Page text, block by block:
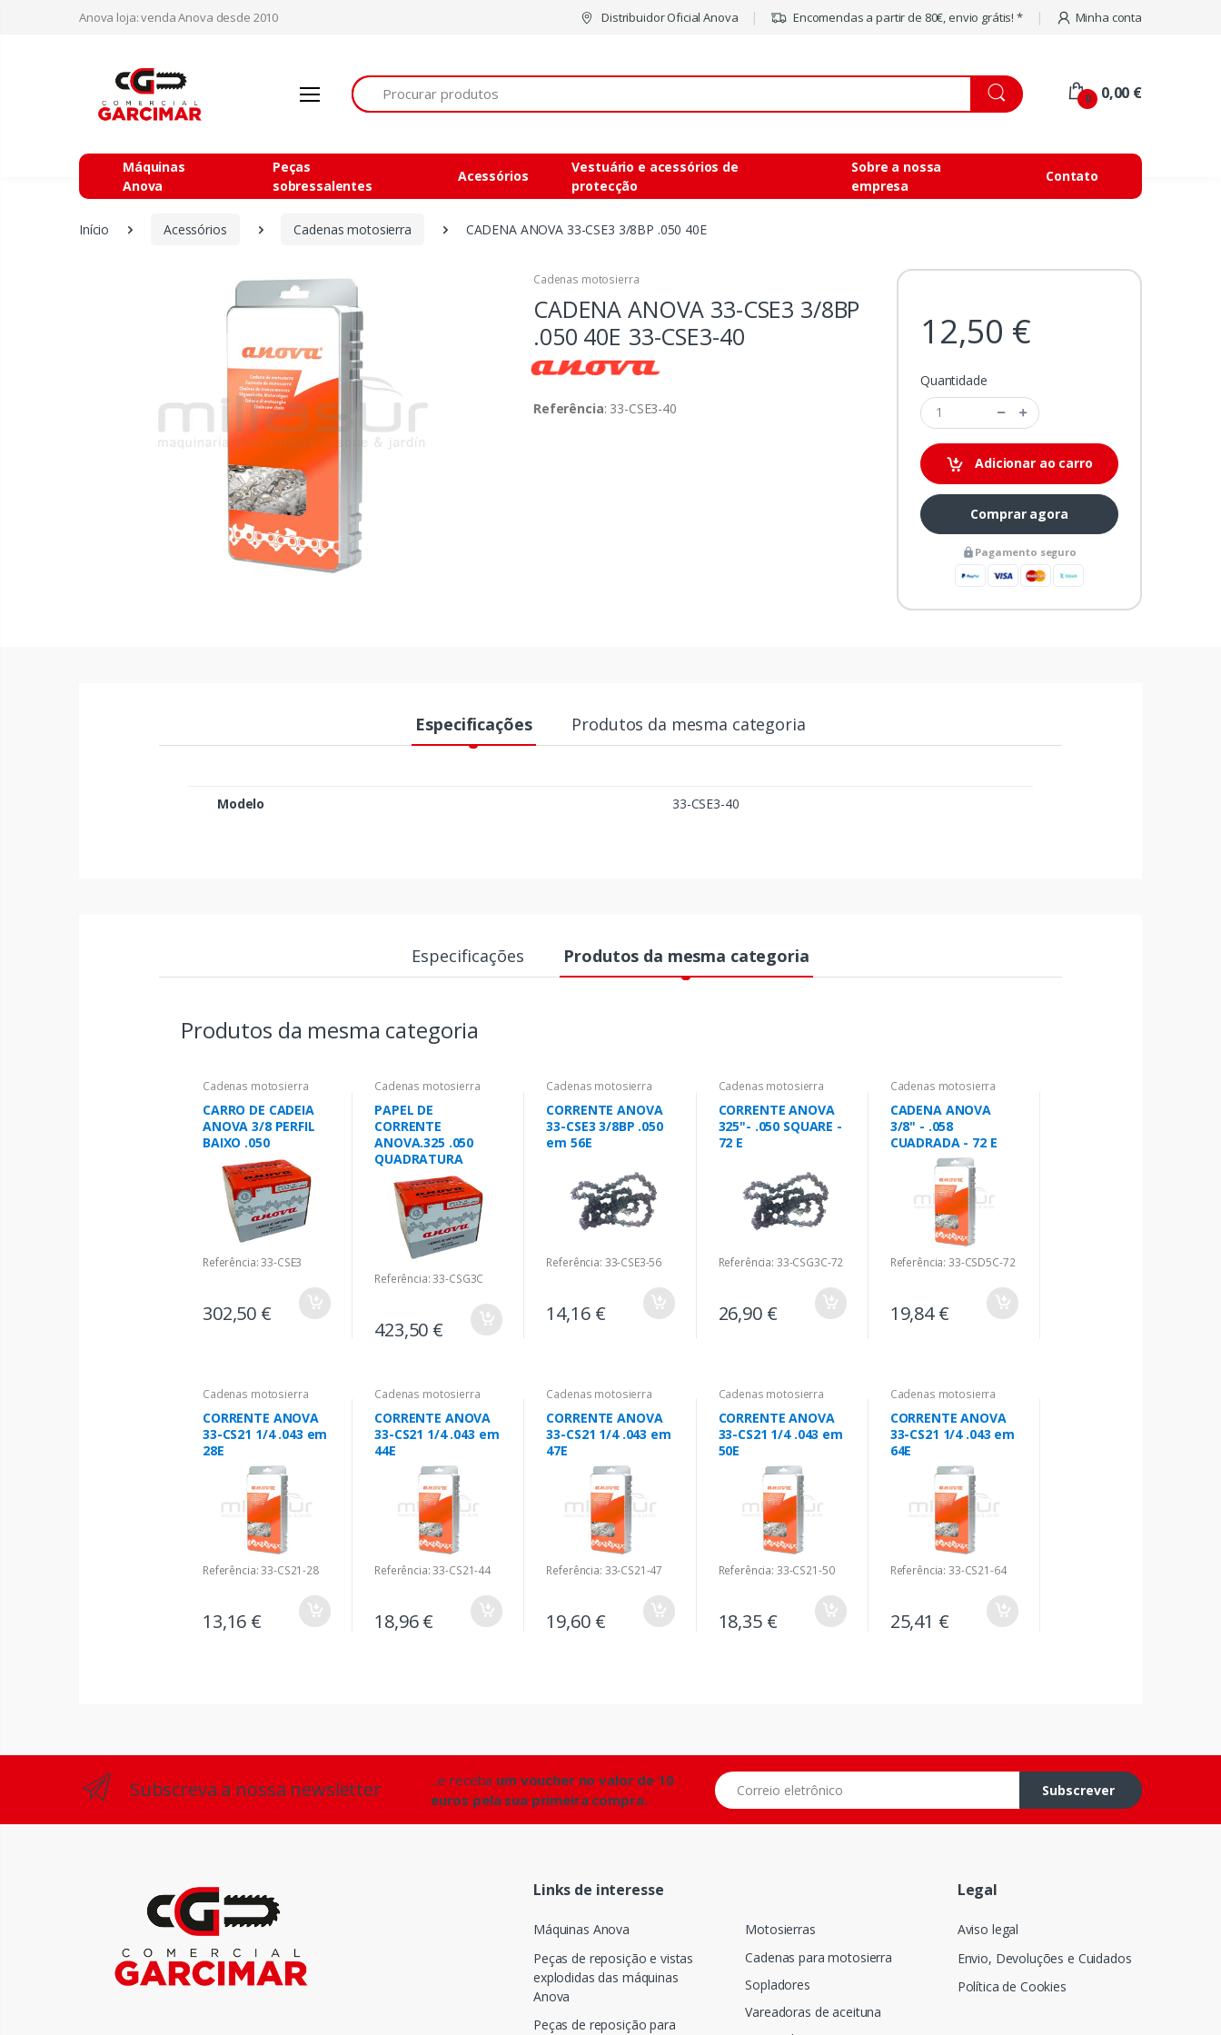
Anova loja: venda Anova desde 2010 Distribuidor Oficial Anova Encomendas a partir de 80€, envio grátis! * Minha conta
Procurar
0 0,00 €
Máquinas
Anova
Peças
sobressalentes
Acessórios
Vestuário e acessórios de
protecção
Sobre a nossa
empresa
Contato
Início Acessórios Cadenas motosierra CADENA ANOVA 33-CSE3 3/8BP .050 40E
Cadenas motosierra
CADENA ANOVA 33-CSE3 3/8BP
.050 40E 33-CSE3-40
Referência: 33-CSE3-40
12,50 €
Quantidade
Adicionar ao carro
Comprar agora
Pagamento seguro
Especificações Produtos da mesma categoria
Modelo 33-CSE3-40
Especificações Produtos da mesma categoria
Produtos da mesma categoria
Cadenas motosierra
CARRO DE CADEIA
ANOVA 3/8 PERFIL
BAIXO .050
Referência: 33-CSE3
302,50 €
Cadenas motosierra
PAPEL DE
CORRENTE
ANOVA.325 .050
QUADRATURA
Referência: 33-CSG3C
423,50 €
Cadenas motosierra
CORRENTE ANOVA
33-CSE3 3/8BP .050
em 56E
Referência: 33-CSE3-56
14,16 €
Cadenas motosierra
CORRENTE ANOVA
325"- .050 SQUARE -
72 E
Referência: 33-CSG3C-72
26,90 €
Cadenas motosierra
CADENA ANOVA
3/8" - .058
CUADRADA - 72 E
Referência: 33-CSD5C-72
19,84 €
Cadenas motosierra
CORRENTE ANOVA
33-CS21 1/4 .043 em
28E
Referência: 33-CS21-28
13,16 €
Cadenas motosierra
CORRENTE ANOVA
33-CS21 1/4 .043 em
44E
Referência: 33-CS21-44
18,96 €
Cadenas motosierra
CORRENTE ANOVA
33-CS21 1/4 .043 em
47E
Referência: 33-CS21-47
19,60 €
Cadenas motosierra
CORRENTE ANOVA
33-CS21 1/4 .043 em
50E
Referência: 33-CS21-50
18,35 €
Cadenas motosierra
CORRENTE ANOVA
33-CS21 1/4 .043 em
64E
Referência: 33-CS21-64
25,41 €
Subscreva a nossa newsletter ...e receba um voucher no valor de 10
euros pela sua primeira compra.
Correio eletrônico
Subscrever
Links de interesse
Máquinas Anova
Peças de reposição e vistas
explodidas das máquinas
Anova
Peças de reposição para
Motosierras
Cadenas para motosierra
Sopladores
Vareadoras de aceituna
Legal
Aviso legal
Envio, Devoluções e Cuidados
Política de Cookies